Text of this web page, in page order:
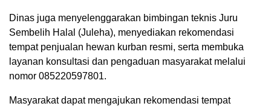
Dinas juga menyelenggarakan bimbingan teknis Juru
Sembelih Halal (Juleha), menyediakan rekomendasi
tempat penjualan hewan kurban resmi, serta membuka
layanan konsultasi dan pengaduan masyarakat melalui
nomor 085220597801.
Masyarakat dapat mengajukan rekomendasi tempat